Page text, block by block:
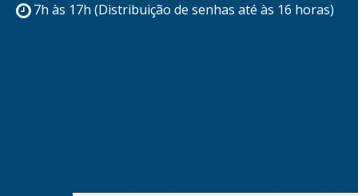
7h às 17h (Distribuição de senhas até às 16 horas)